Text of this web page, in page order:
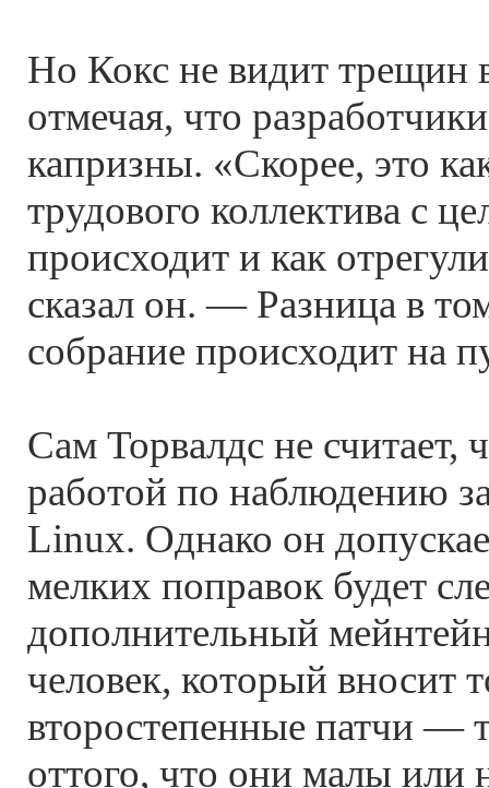
Но Кокс не видит трещин
отмечая, что
капризны. «Скорее, это
трудового коллектива с
происходит и как
сказал он. — Разница в
собрание происходит на
Сам Торвалдс не считает,
работой по наблюдению
Linux. Однако он
мелких поправок будет
дополнительный
человек, который вносит
второстепенные патчи —
оттого, что они малы или